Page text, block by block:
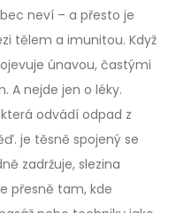
neví – a přesto je
tělem a imunitou. Když
únavou, častými
A nejde jen o léky.
odvádí odpad z
. je těsně spojený se
zadržuje, slezina
přesně tam, kde